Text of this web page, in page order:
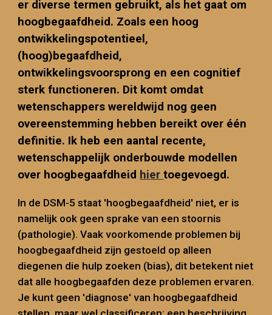
er diverse termen gebruikt, als het gaat om
hoogbegaafdheid. Zoals een hoog
ontwikkelingspotentieel,
(hoog)begaafdheid,
ontwikkelingsvoorsprong en een cognitief
sterk functioneren. Dit komt omdat
wetenschappers wereldwijd nog geen
overeenstemming hebben bereikt over één
definitie. Ik heb een aantal recente,
wetenschappelijk onderbouwde modellen
over hoogbegaafdheid hiertoegevoegd.
In de DSM-5 staat 'hoogbegaafdheid' niet, er is
namelijk ook geen sprake van een stoornis
(pathologie). Vaak voorkomende problemen bij
hoogbegaafdheid zijn gestoeld op alleen
diegenen die hulp zoeken (bias), dit betekent niet
dat alle hoogbegaafden deze problemen ervaren.
Je kunt geen 'diagnose' van hoogbegaafdheid